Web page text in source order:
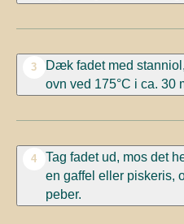
3
Dæk fadet med
ovn ved 175°C i ca. 30
4
Tag fadet ud, mos det
en gaffel eller piskeris,
peber.